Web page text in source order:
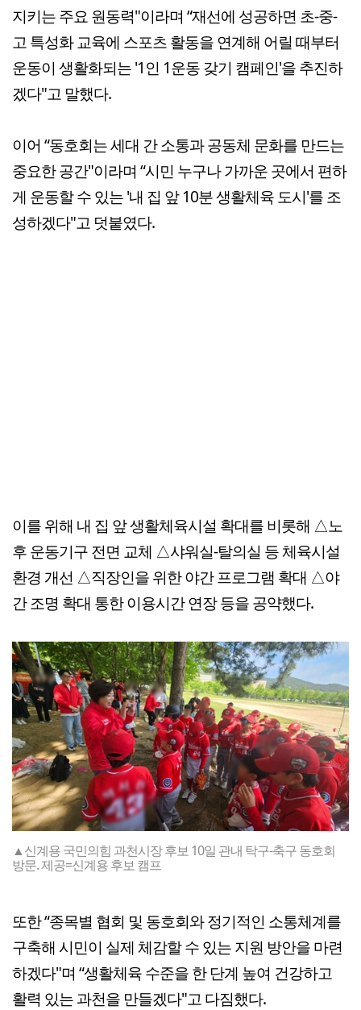
지키는 주요 원동력"이라며 “재선에 성공하면 초-중-
고 특성화 교육에 스포츠 활동을 연계해 어릴 때부터
운동이 생활화되는 '1인 1운동 갖기 캠페인'을 추진하
겠다"고 말했다.
이어 “동호회는 세대 간 소통과 공동체 문화를 만드는
중요한 공간"이라며 “시민 누구나 가까운 곳에서 편하
게 운동할 수 있는 '내 집 앞 10분 생활체육 도시'를 조
성하겠다"고 덧붙였다.
이를 위해 내 집 앞 생활체육시설 확대를 비롯해 △노
후 운동기구 전면 교체 △샤워실-탈의실 등 체육시설
환경 개선 △직장인을 위한 야간 프로그램 확대 △야
간 조명 확대 통한 이용시간 연장 등을 공약했다.
▲신계용 국민의힘 과천시장 후보 10일 관내 탁구-축구 동호회
방문. 제공=신계용 후보 캠프
또한 “종목별 협회 및 동호회와 정기적인 소통체계를
구축해 시민이 실제 체감할 수 있는 지원 방안을 마련
하겠다"며 “생활체육 수준을 한 단계 높여 건강하고
활력 있는 과천을 만들겠다"고 다짐했다.